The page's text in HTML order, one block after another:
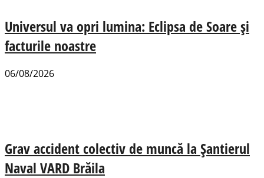
Universul va opri lumina: Eclipsa de Soare și
facturile noastre
06/08/2026
Grav accident colectiv de muncă la Șantierul
Naval VARD Brăila